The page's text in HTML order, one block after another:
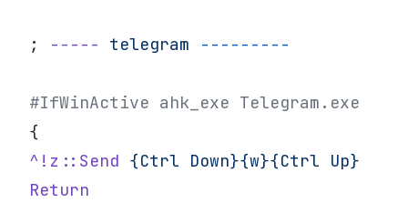
; ----- telegram ---------
#IfWinActive ahk_exe Telegram.exe
{
^!z::Send {Ctrl Down}{w}{Ctrl Up}
Return